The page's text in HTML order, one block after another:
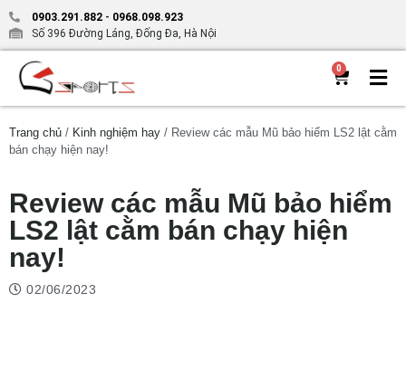
0903.291.882 - 0968.098.923
Số 396 Đường Láng, Đống Đa, Hà Nội
0
Trang chủ / Kinh nghiệm hay / Review các mẫu Mũ bảo hiểm LS2 lật cằm
bán chạy hiện nay!
Review các mẫu Mũ bảo hiểm
LS2 lật cằm bán chạy hiện
nay!
02/06/2023